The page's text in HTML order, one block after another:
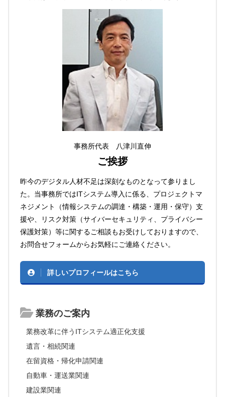
事務所代表 八津川直伸
ご挨拶
昨今のデジタル人材不足は深刻なものとなって参りまし
た。当事務所ではITシステム導入に係る、プロジェクトマ
ネジメント（情報システムの調達・構築・運用・保守）支
援や、リスク対策（サイバーセキュリティ、プライバシー
保護対策）等に関するご相談もお受けしておりますので、
お問合せフォームからお気軽にご連絡ください。
詳しいプロフィールはこちら
業務のご案内
業務改革に伴うITシステム適正化支援
遺言・相続関連
在留資格・帰化申請関連
自動車・運送業関連
建設業関連